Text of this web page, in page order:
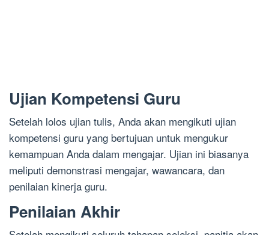
Ujian Kompetensi Guru
Setelah lolos ujian tulis, Anda akan mengikuti ujian
kompetensi guru yang bertujuan untuk mengukur
kemampuan Anda dalam mengajar. Ujian ini biasanya
meliputi demonstrasi mengajar, wawancara, dan
penilaian kinerja guru.
Penilaian Akhir